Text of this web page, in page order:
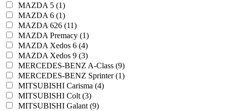
MAZDA 5 (1)
MAZDA 6 (1)
MAZDA 626 (11)
MAZDA Premacy (1)
MAZDA Xedos 6 (4)
MAZDA Xedos 9 (3)
MERCEDES-BENZ A-Class (9)
MERCEDES-BENZ Sprinter (1)
MITSUBISHI Carisma (4)
MITSUBISHI Colt (3)
MITSUBISHI Galant (9)